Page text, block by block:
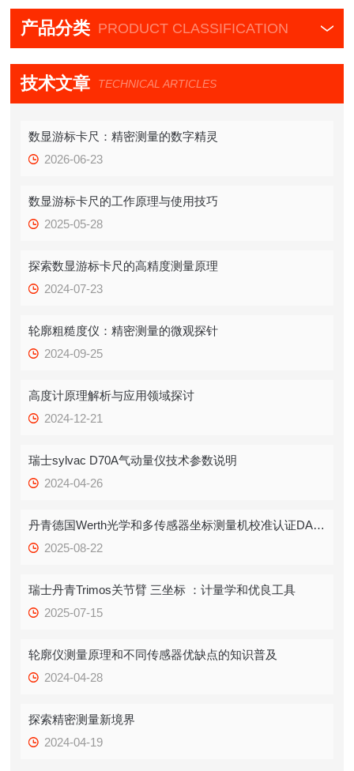
产品分类 PRODUCT CLASSIFICATION
技术文章 TECHNICAL ARTICLES
数显游标卡尺：精密测量的数字精灵
2026-06-23
数显游标卡尺的工作原理与使用技巧
2025-05-28
探索数显游标卡尺的高精度测量原理
2024-07-23
轮廓粗糙度仪：精密测量的微观探针
2024-09-25
高度计原理解析与应用领域探讨
2024-12-21
瑞士sylvac D70A气动量仪技术参数说明
2024-04-26
丹青德国Werth光学和多传感器坐标测量机校准认证DAkks
2025-08-22
瑞士丹青Trimos关节臂 三坐标 ：计量学和优良工具
2025-07-15
轮廓仪测量原理和不同传感器优缺点的知识普及
2024-04-28
探索精密测量新境界
2024-04-19